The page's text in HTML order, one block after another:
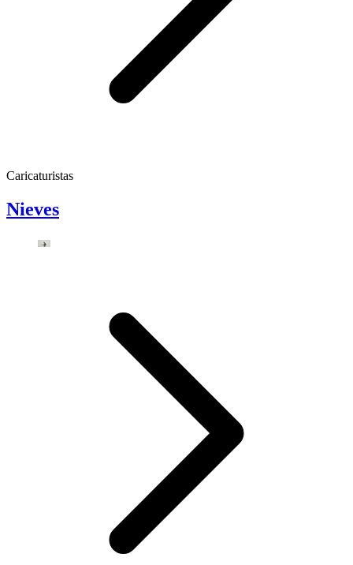
Caricaturistas
Nieves